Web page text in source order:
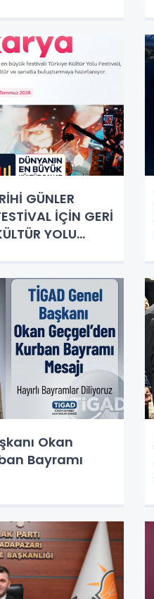
GÜNLER
İÇİN GERİ
YOLU
DEV
Okan
Bayramı